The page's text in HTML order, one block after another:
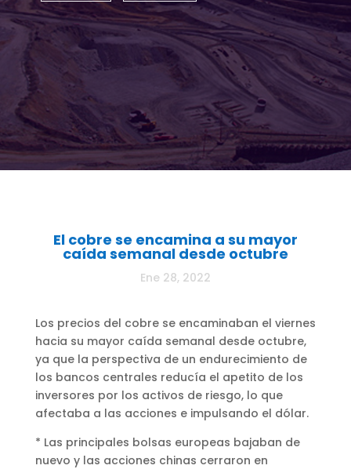
El cobre se encamina a su mayor
caída semanal desde octubre
Ene 28, 2022
Los precios del cobre se encaminaban el viernes
hacia su mayor caída semanal desde octubre,
ya que la perspectiva de un endurecimiento de
los bancos centrales reducía el apetito de los
inversores por los activos de riesgo, lo que
afectaba a las acciones e impulsando el dólar.
* Las principales bolsas europeas bajaban de
nuevo y las acciones chinas cerraron en